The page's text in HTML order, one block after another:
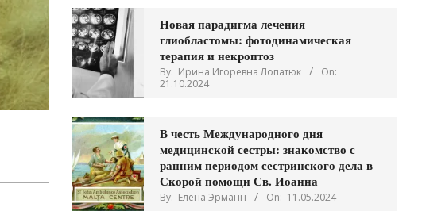
Новая парадигма лечения
глиобластомы: фотодинамическая
терапия и некроптоз
By: Ирина Игоревна Лопатюк
On:
21.10.2024
В честь Международного дня
медицинской сестры: знакомство с
ранним периодом сестринского дела в
Скорой помощи Св. Иоанна
By: Елена Эрманн On: 11.05.2024